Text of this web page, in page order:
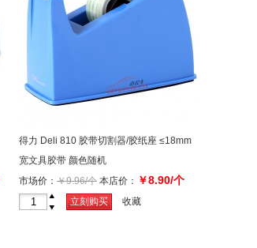
得力 Deli 810 胶带切割器/胶纸座 ≤18mm
宽文具胶带 颜色随机
市场价： ￥9.96/个 本店价： ￥8.90/个
-
立刻购买 收藏